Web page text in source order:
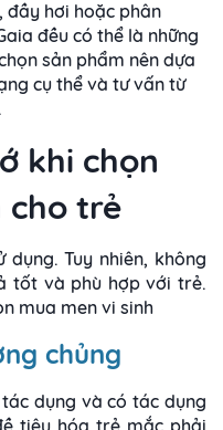
đầy hơi hoặc phân
đều có thể là những
sản phẩm nên dựa
cụ thể và tư vấn từ
khi chọn
cho trẻ
Tuy nhiên, không
tốt và phù hợp với trẻ.
mua men vi sinh
chủng
dụng và có tác dụng